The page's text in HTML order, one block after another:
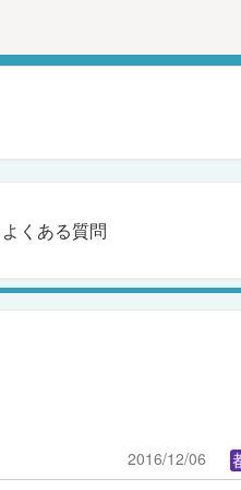
よくある質問
2016/12/06